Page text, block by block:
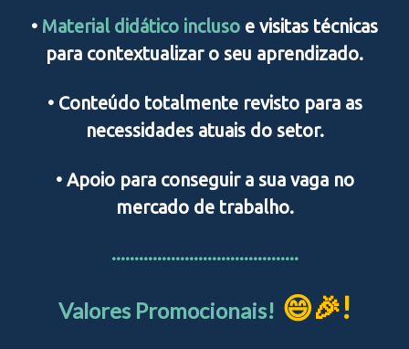
• Material didático incluso e visitas técnicas
para contextualizar o seu aprendizado.
• Conteúdo totalmente revisto para as
necessidades atuais do setor.
• Apoio para conseguir a sua vaga no
mercado de trabalho.
.........................................
Valores Promocionais! 😄🎉!